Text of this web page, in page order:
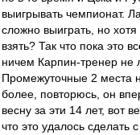
выигрывать чемпионат.
сложно выиграть, но
взять? Так что пока это
ничем Карпин-тренер не
Промежуточные 2 места
более, повторюсь, он
весну за эти 14 лет, вот
что это удалось